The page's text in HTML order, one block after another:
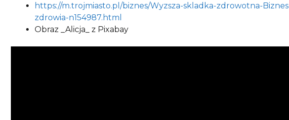
https://m.trojmiasto.pl/biznes/Wyzsza-skladka-zdrowotna-
zdrowia-n154987.html
Obraz _Alicja_ z Pixabay